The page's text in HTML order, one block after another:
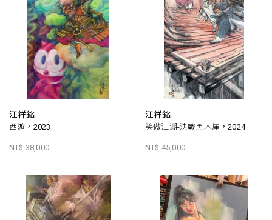
江祥銘
西遊，2023
NT$ 38,000
江祥銘
笑傲江湖-決戰黑木崖，2024
NT$ 45,000